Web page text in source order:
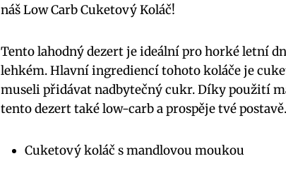
náš Low Carb Cuketový Koláč!
Tento lahodný dezert je ideální pro horké letní
lehkém. Hlavní ingrediencí tohoto koláče je
museli přidávat nadbytečný cukr. Díky použití
tento dezert také low-carb a prospěje tvé postavě.
Cuketový koláč s mandlovou moukou